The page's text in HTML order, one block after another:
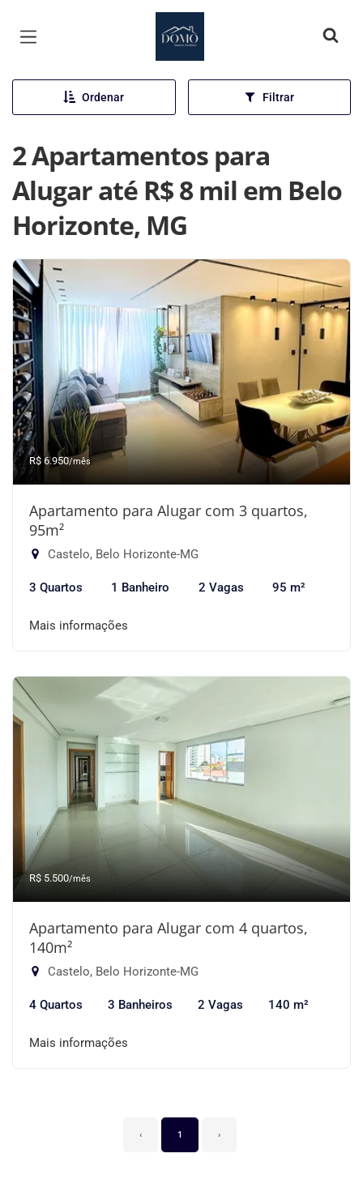
Página inicial
Ordenar Filtrar
2 Apartamentos para
Alugar até R$ 8 mil em Belo
Horizonte, MG
R$ 6.950/mês
Apartamento para Alugar com 3 quartos,
95m²
Castelo, Belo Horizonte-MG
3 Quartos 1 Banheiro 2 Vagas 95 m²
Mais informações
R$ 5.500/mês
Apartamento para Alugar com 4 quartos,
140m²
Castelo, Belo Horizonte-MG
4 Quartos 3 Banheiros 2 Vagas 140 m²
Mais informações
‹ 1 ›